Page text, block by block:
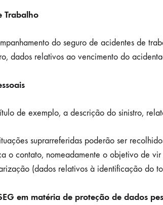
Trabalho
do seguro de acidentes de
dados relativos ao vencimento do
de exemplo, a descrição do sinistro,
suprarreferidas poderão ser
o contato, nomeadamente o objetivo de
(dados relativos à identificação do
em matéria de proteção de dados